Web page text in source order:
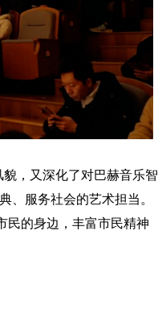
，又深化了对巴赫音乐智
、服务社会的艺术担当。
民的身边，丰富市民精神